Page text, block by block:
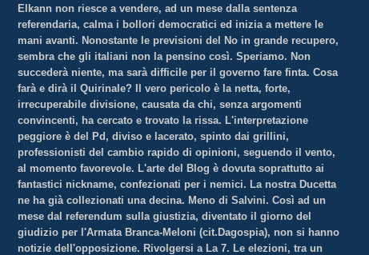
Elkann non riesce a vendere, ad un mese dalla sentenza
referendaria, calma i bollori democratici ed inizia a mettere le
mani avanti. Nonostante le previsioni del No in grande recupero,
sembra che gli italiani non la pensino così. Speriamo. Non
succederà niente, ma sarà difficile per il governo fare finta. Cosa
farà e dirà il Quirinale? Il vero pericolo è la netta, forte,
irrecuperabile divisione, causata da chi, senza argomenti
convincenti, ha cercato e trovato la rissa. L'interpretazione
peggiore è del Pd, diviso e lacerato, spinto dai grillini,
professionisti del cambio rapido di opinioni, seguendo il vento,
al momento favorevole. L'arte del Blog è dovuta soprattutto ai
fantastici nickname, confezionati per i nemici. La nostra Ducetta
ne ha già collezionati una decina. Meno di Salvini. Così ad un
mese dal referendum sulla giustizia, diventato il giorno del
giudizio per l'Armata Branca-Meloni (cit.Dagospia), non si hanno
notizie dell'opposizione. Rivolgersi a La 7. Le elezioni, tra un